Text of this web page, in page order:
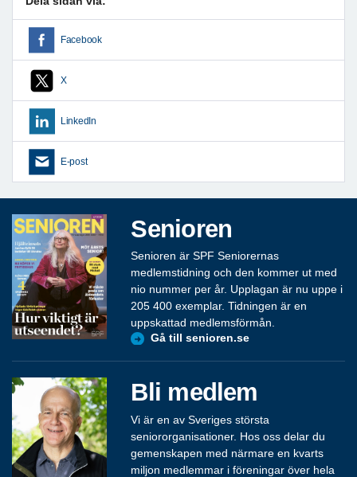
Facebook
X
LinkedIn
E-post
Senioren
Senioren är SPF Seniorernas
medlemstidning och den kommer ut med
nio nummer per år. Upplagan är nu uppe i
205 400 exemplar. Tidningen är en
uppskattad medlemsförmån.
Gå till senioren.se
Bli medlem
Vi är en av Sveriges största
seniororganisationer. Hos oss delar du
gemenskapen med närmare en kvarts
miljon medlemmar i föreningar över hela